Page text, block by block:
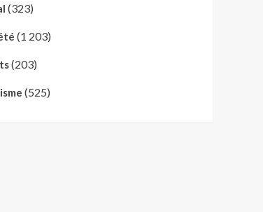
(323)
(1 203)
(203)
(525)